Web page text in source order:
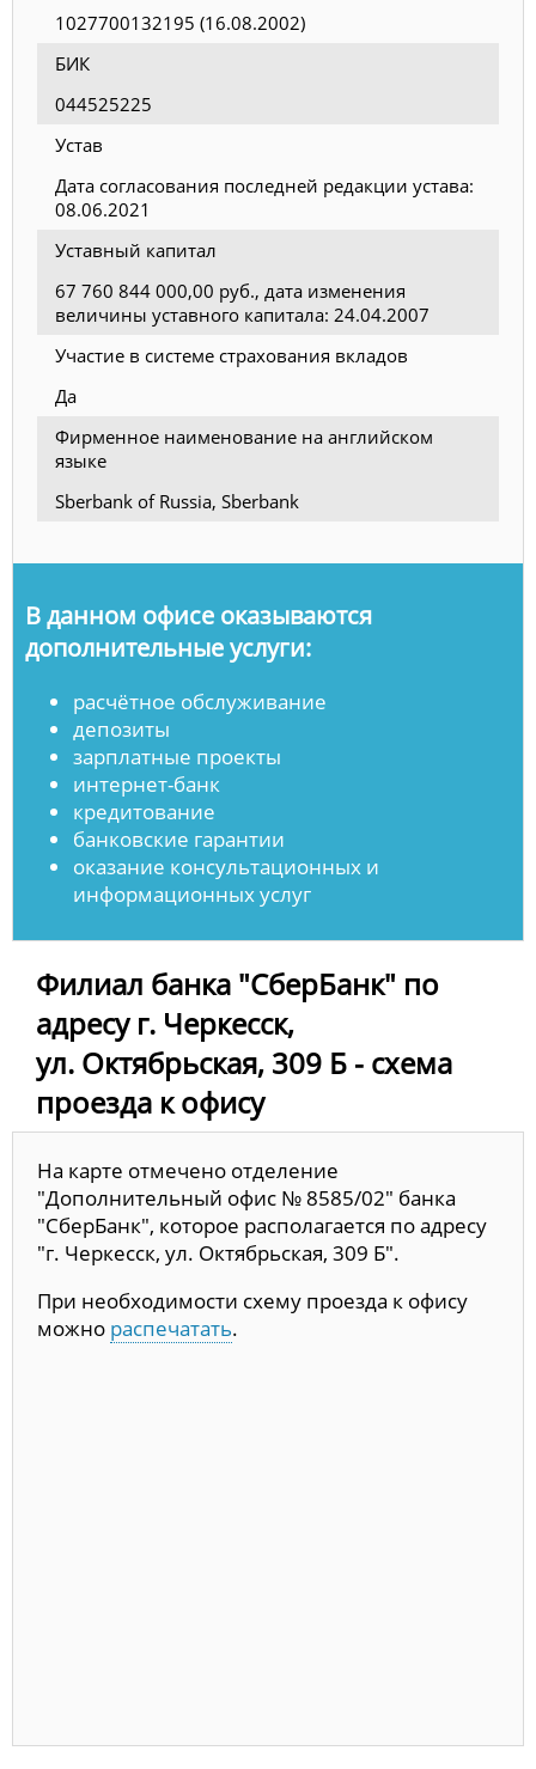
1027700132195 (16.08.2002)
БИК
044525225
Устав
Дата согласования последней редакции устава:
08.06.2021
Уставный капитал
67 760 844 000,00 руб., дата изменения
величины уставного капитала: 24.04.2007
Участие в системе страхования вкладов
Да
Фирменное наименование на английском
языке
Sberbank of Russia, Sberbank
В данном офисе оказываются
дополнительные услуги:
расчётное обслуживание
депозиты
зарплатные проекты
интернет-банк
кредитование
банковские гарантии
оказание консультационных и
информационных услуг
Филиал банка "СберБанк" по
адресу г. Черкесск,
ул. Октябрьская, 309 Б - схема
проезда к офису
На карте отмечено отделение
"Дополнительный офис № 8585/02" банка
"СберБанк", которое располагается по адресу
"г. Черкесск, ул. Октябрьская, 309 Б".
При необходимости схему проезда к офису
можно распечатать.